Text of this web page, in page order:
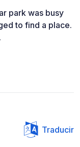
park was busy
to find a place.
Traducir